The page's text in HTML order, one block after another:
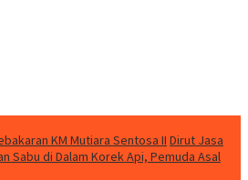
KM Mutiara Sentosa II Dirut Jasa
Sabu di Dalam Korek Api, Pemuda Asal